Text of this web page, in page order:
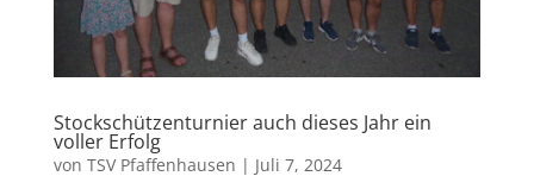
Stockschützenturnier auch dieses Jahr ein
voller Erfolg
von TSV Pfaffenhausen | Juli 7, 2024